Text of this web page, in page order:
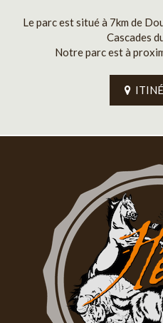
Le parc est situé à 7km de
Cascades
Notre parc est à